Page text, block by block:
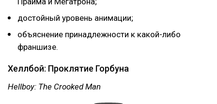
достойный уровень анимации;
объяснение принадлежности к какой-либо
франшизе.
Хеллбой: Проклятие Горбуна
Hellboy: The Crooked Man